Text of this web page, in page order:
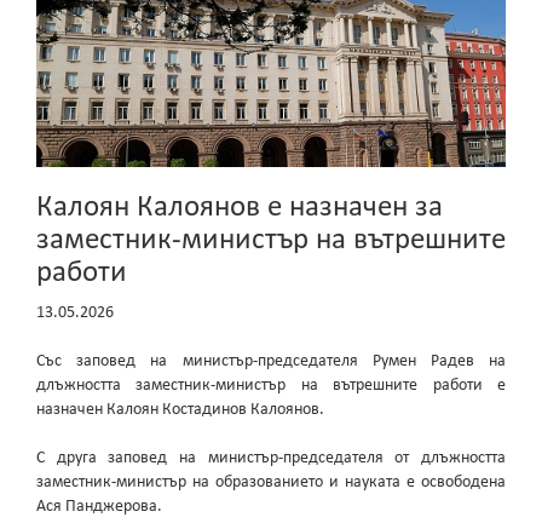
Калоян Калоянов е назначен за
заместник-министър на вътрешните
работи
13.05.2026
Със заповед на министър-председателя Румен Радев на
длъжността заместник-министър на вътрешните работи е
назначен Калоян Костадинов Калоянов.
С друга заповед на министър-председателя от длъжността
заместник-министър на образованието и науката е освободена
Ася Панджерова.